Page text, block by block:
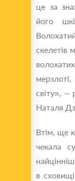
це за
його
скелетів
світу», –
Наталя
Втім, ще
чекала
в